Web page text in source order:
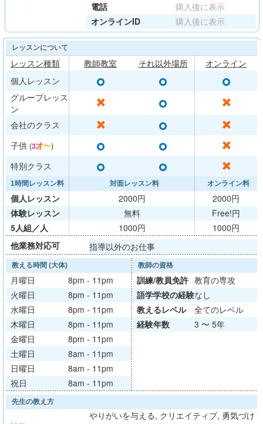
電話
購入後に表示
オンラインID
購入後に表示
レッスンについて
レッスン種類 教師教室 それ以外場所
オンライン
個人レッスン
○ ○ ○
グループレッス
ン
✕ ○ ✕
会社のクラス ✕ ○ ✕
子供 (3才〜) ○ ○ ✕
特別クラス ○ ○ ✕
1時間レッスン料 対面レッスン料 オンライン料
個人レッスン 2000円
2000円
体験レッスン
無料
Free!円
5人組／人
1000円
1000円
他業務対応可
指導以外のお仕事
教える時間 (大体)
月曜日
8pm - 11pm
火曜日
8pm - 11pm
水曜日
8pm - 11pm
木曜日
8pm - 11pm
金曜日
8pm - 11pm
土曜日
8am - 11pm
日曜日
8am - 11pm
祝日
8am - 11pm
教師の資格
訓練/教員免許 教育の専攻
語学学校の経験なし
教えるレベル
全てのレベル
経験年数
3 〜 5年
先生の教え方
やりがいを与える, クリエイティブ, 勇気づけ